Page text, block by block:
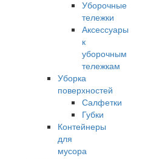
Уборочные
тележки
Аксессуары
к
уборочным
тележкам
Уборка
поверхностей
Салфетки
Губки
Контейнеры
для
мусора